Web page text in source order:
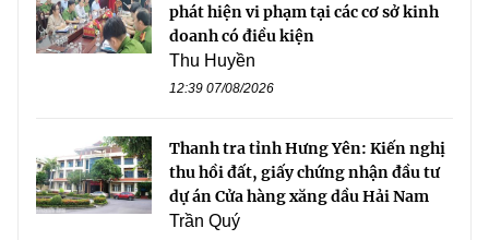
phát hiện vi phạm tại các cơ sở kinh
doanh có điều kiện
Thu Huyền
12:39 07/08/2026
Thanh tra tỉnh Hưng Yên: Kiến nghị
thu hồi đất, giấy chứng nhận đầu tư
dự án Cửa hàng xăng dầu Hải Nam
Trần Quý